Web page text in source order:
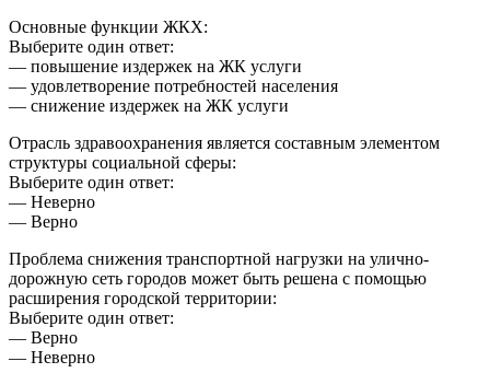
Основные функции ЖКХ:
Выберите один ответ:
— повышение издержек на ЖК услуги
— удовлетворение потребностей населения
— снижение издержек на ЖК услуги
Отрасль здравоохранения является составным элементом
структуры социальной сферы:
Выберите один ответ:
— Неверно
— Верно
Проблема снижения транспортной нагрузки на улично-
дорожную сеть городов может быть решена с помощью
расширения городской территории:
Выберите один ответ:
— Верно
— Неверно